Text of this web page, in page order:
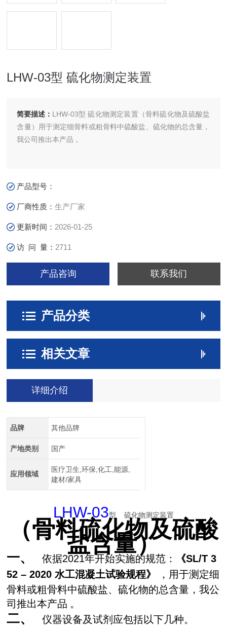
LHW-03型 硫化物测定装置
简要描述： LHW-03型 硫化物测定装置（骨料硫化物及硫酸盐
含量）用于测定细骨料或粗骨料中硫酸盐、硫化物的总含量，
我公司推出本产品 。
产品型号：
厂商性质：生产厂家
更新时间： 2026-01-25
访 问 量： 2711
产品咨询 联系我们
产品分类
相关文章
详细介绍
品牌 其他品牌
产地类别 国产
应用领域
医疗卫生,环保,化工,能源,
建材/家具
LHW-03型 硫化物测定装置
（骨料硫化物及硫酸
盐含量）
一、 依据2021年开始实施的规范： 《SL/T 3
52 – 2020水工混凝土试验规程》
，用于测定细
骨料或粗骨料中硫酸盐、硫化物的总含量，我公
司推出本产品 。
二、
仪器设备及试剂应包括以下几种。